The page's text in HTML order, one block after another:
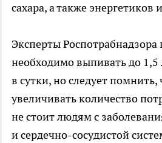
сахара, а также энергетиков
Эксперты Роспотрабнадзора
необходимо выпивать до
в сутки, но следует помнить,
увеличивать количество
не стоит людям с
и сердечно-сосудистой